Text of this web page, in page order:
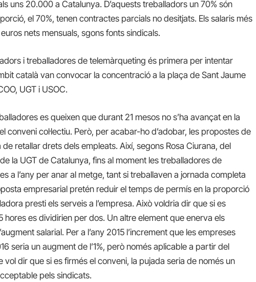
uns 20.000 a Catalunya. D’aquests treballadors un 70% són
el 70%, tenen contractes parcials no desitjats. Els salaris més
nets mensuals, sgons fonts sindicals.
i treballadores de telemàrqueting és primera per intentar
català van convocar la concentració a la plaça de Sant Jaume
UGT i USOC.
es queixen que durant 21 mesos no s’ha avançat en la
conveni col·lectiu. Però, per acabar-ho d’adobar, les propostes de
de retallar drets dels empleats. Així, segons Rosa Ciurana, del
la UGT de Catalunya, fins al moment les treballadores de
a l’any per anar al metge, tant si treballaven a jornada completa
empresarial pretén reduir el temps de permís en la proporció
presti els serveis a l’empresa. Això voldria dir que si es
hores es dividirien per dos. Un altre element que enerva els
salarial. Per a l’any 2015 l’increment que les empreses
seria un augment de l’1%, però només aplicable a partir del
vol dir que si es firmés el conveni, la pujada seria de només un
pels sindicats.